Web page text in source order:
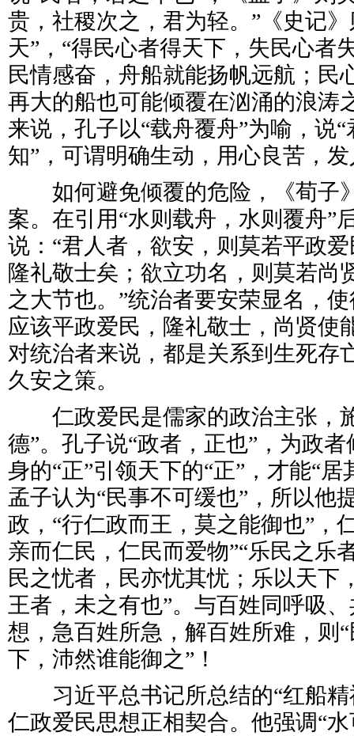
贵，社稷次之，君为轻。”《史记
天”，“得民心者得天下，失民心者
民情感奋，舟船就能扬帆远航；民
再大的船也可能倾覆在汹涌的浪涛
来说，孔子以“载舟覆舟”为喻，说
知”，可谓明确生动，用心良苦，
如何避免倾覆的危险，《荀子
案。在引用“水则载舟，水则覆舟”
说：“君人者，欲安，则莫若平政
隆礼敬士矣；欲立功名，则莫若尚
之大节也。”统治者要安荣显名，
应该平政爱民，隆礼敬士，尚贤使
对统治者来说，都是关系到生死存
久安之策。
仁政爱民是儒家的政治主张，
德”。孔子说“政者，正也”，为政
身的“正”引领天下的“正”，才能“
孟子认为“民事不可缓也”，所以他
政，“行仁政而王，莫之能御也”，
亲而仁民，仁民而爱物”“乐民之乐
民之忧者，民亦忧其忧；乐以天下
王者，未之有也”。与百姓同呼吸
想，急百姓所急，解百姓所难，则
下，沛然谁能御之”！
习近平总书记所总结的“红船精
仁政爱民思想正相契合。他强调“